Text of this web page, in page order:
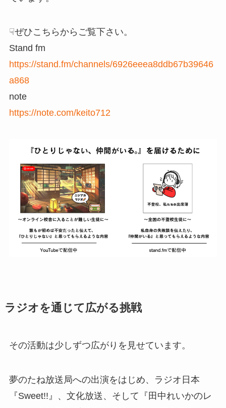
☟ぜひこちらからご覧下さい。
Stand fm
https://stand.fm/channels/6926eeea8ddb67b39646
a868
note
https://note.com/keito712
ラジオを通じて広がる挑戦
その活動は少しずつ広がりを見せています。
夢のたね放送局への出演をはじめ、ラジオ日本
『Sweet!!』、文化放送、そして『田中れいかのレ